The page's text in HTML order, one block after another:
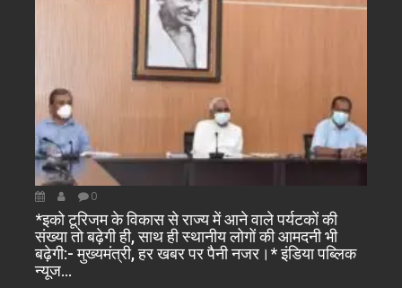
0
*इको टूरिजम के विकास से राज्य में आने वाले पर्यटकों की
संख्या तो बढ़ेगी ही, साथ ही स्थानीय लोगों की आमदनी भी
बढ़ेगी:- मुख्यमंत्री, हर खबर पर पैनी नजर।* इंडिया पब्लिक
न्यूज…